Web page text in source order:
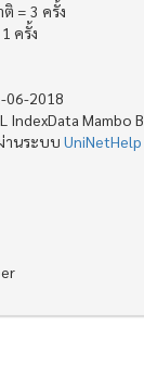
= 3 ครั้ง
ครั้ง
06-2018
IndexData Mambo
านระบบ UniNetHelp